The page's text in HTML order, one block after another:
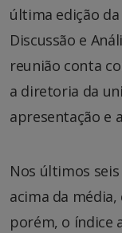
última edição
Discussão e
reunião conta
a diretoria da
apresentação e
Nos últimos
acima da média,
porém, o índice